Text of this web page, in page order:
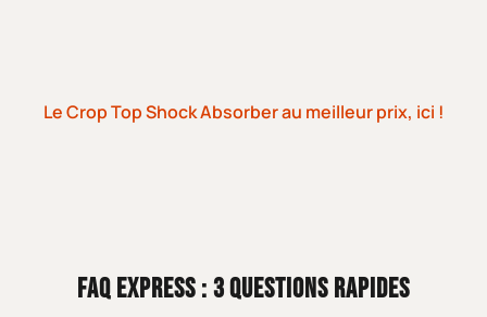
Le Crop Top Shock Absorber au meilleur prix, ici !
FAQ EXPRESS : 3 QUESTIONS RAPIDES